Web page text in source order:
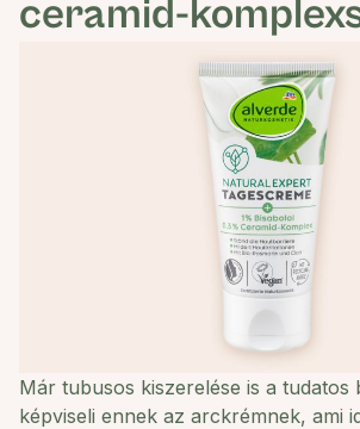
ceramid-
Már tubusos kiszerelése is a tudatos
képviseli ennek az arckrémnek, ami